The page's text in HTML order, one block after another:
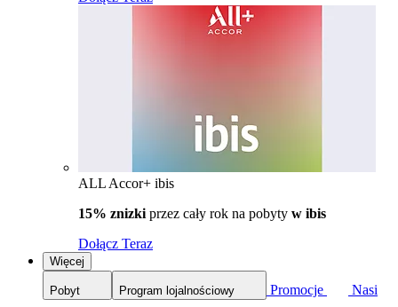
ALL Accor+ ibis
15% znizki przez cały rok na pobyty w ibis
Dołącz Teraz
Więcej
Pobyt Program lojalnościowy Promocje
Nasi